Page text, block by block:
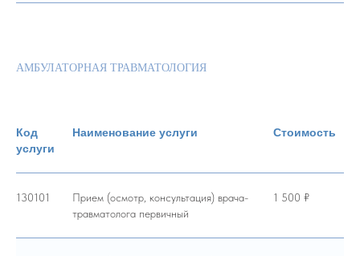
АМБУЛАТОРНАЯ ТРАВМАТОЛОГИЯ
Код
услуги
Наименование услуги Стоимость
130101
Прием (осмотр, консультация) врача-
травматолога первичный
1 500 ₽